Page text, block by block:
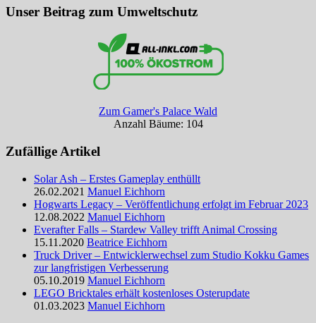
Unser Beitrag zum Umweltschutz
Zum Gamer's Palace Wald
Anzahl Bäume: 104
Zufällige Artikel
Solar Ash – Erstes Gameplay enthüllt
26.02.2021 Manuel Eichhorn
Hogwarts Legacy – Veröffentlichung erfolgt im Februar 2023
12.08.2022 Manuel Eichhorn
Everafter Falls – Stardew Valley trifft Animal Crossing
15.11.2020 Beatrice Eichhorn
Truck Driver – Entwicklerwechsel zum Studio Kokku Games
zur langfristigen Verbesserung
05.10.2019 Manuel Eichhorn
LEGO Bricktales erhält kostenloses Osterupdate
01.03.2023 Manuel Eichhorn